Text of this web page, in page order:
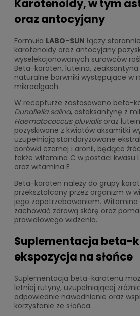
Karotenoidy, w tym
oraz antocyjany
Formuła LABO-SUN łączy
karotenoidy oraz antocyjany
wyselekcjonowanych surowców
Beta-karoten, luteina,
naturalne barwniki występujące w
mikroalgach.
W recepturze zastosowano beta-
Dunaliella salina, astaksantynę z
Haematococcus pluvialisoraz
pozyskiwane z kwiatów aksamitki
uzupełniają standaryzowane
borówki czarnej i aronii, będące
także witamina C w postaci kwasu
oraz witamina E.
Beta-karoten należy do grupy
przekształcany przez organizm w
jego zapotrzebowaniem.
zachować zdrową skórę oraz
prawidłowego widzenia.
Suplementacja beta-
ekspozycja na słońce
Suplementacja beta-karotenu
letniej rutyny, uzupełniającej
odpowiednie nawodnienie oraz
korzystanie ze słońca.